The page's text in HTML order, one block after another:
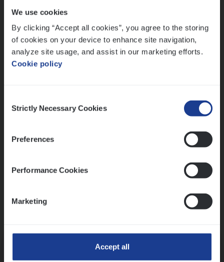
We use cookies
By clicking “Accept all cookies”, you agree to the storing
of cookies on your device to enhance site navigation,
analyze site usage, and assist in our marketing efforts.
Cookie policy
Selection
Strictly Necessary Cookies
Preferences
Performance Cookies
Marketing
Accept all
Mathias houdt van diepgaande dossiers én droge
humor
Thalia zoekt graag oplossingen, in games én op het
werk
Ons sollicitatieproces